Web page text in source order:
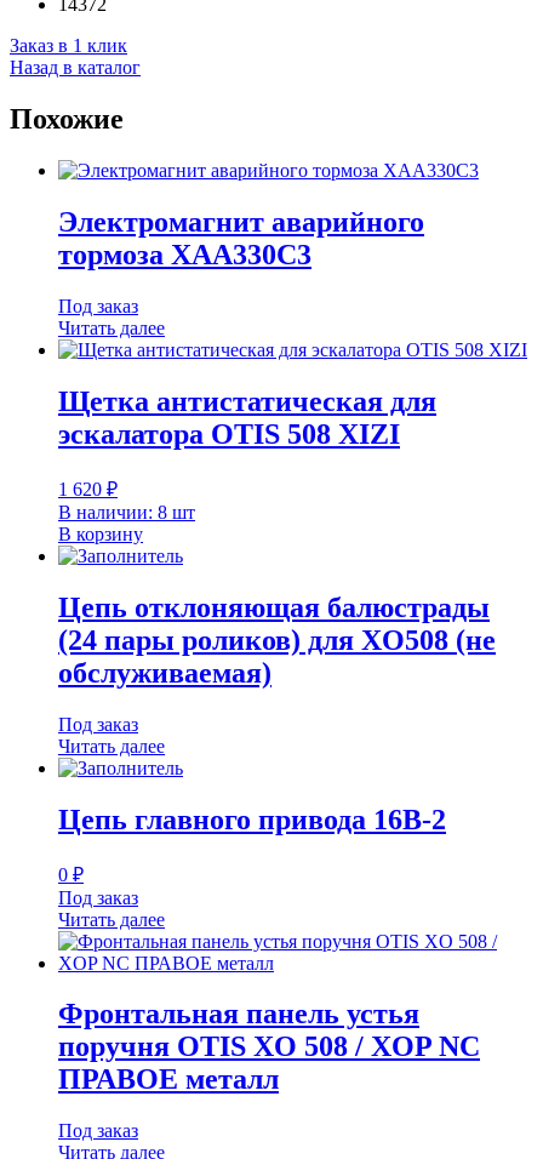
14372
Заказ в 1 клик
Назад в каталог
Похожие
Электромагнит аварийного
тормоза XAA330C3
Под заказ
Читать далее
Щетка антистатическая для
эскалатора ОTIS 508 XIZI
1 620 ₽
В наличии: 8 шт
В корзину
Цепь отклоняющая балюстрады
(24 пары роликов) для XO508 (не
обслуживаемая)
Под заказ
Читать далее
Цепь главного привода 16B-2
0 ₽
Под заказ
Читать далее
Фронтальная панель устья
поручня OTIS XO 508 / XOP NC
ПРАВОЕ металл
Под заказ
Читать далее